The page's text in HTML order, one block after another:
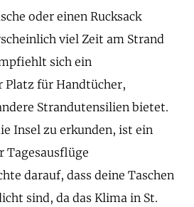
oder einen Rucksack
viel Zeit am Strand
sich ein
Platz für Handtücher,
Strandutensilien bietet.
Insel zu erkunden, ist ein
Tagesausflüge
darauf, dass deine Taschen
sind, da das Klima in St.